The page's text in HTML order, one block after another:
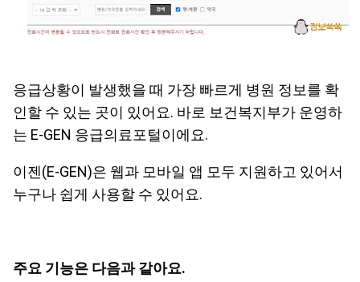
응급상황이 발생했을 때 가장 빠르게 병원 정보를 확
인할 수 있는 곳이 있어요. 바로 보건복지부가 운영하
는 E-GEN 응급의료포털이에요.
이젠(E-GEN)은 웹과 모바일 앱 모두 지원하고 있어서
누구나 쉽게 사용할 수 있어요.
주요 기능은 다음과 같아요.